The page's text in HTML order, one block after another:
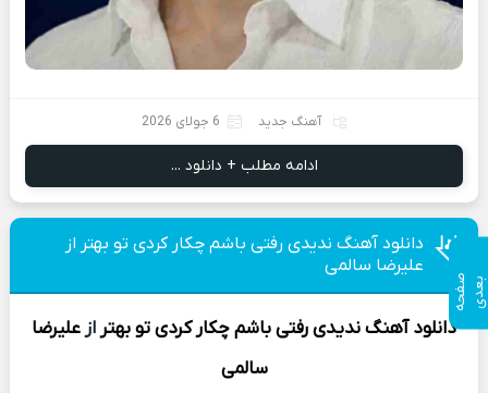
آهنگ جدید 6 جولای 2026
ادامه مطلب + دانلود ...
دانلود آهنگ ندیدی رفتی باشم چکار کردی تو بهتر از
علیرضا سالمی
دانلود آهنگندیدی رفتی باشم چکار کردی تو بهترازعلیرضا
سالمی
ص
ف
ح
ه ب ع
د ی